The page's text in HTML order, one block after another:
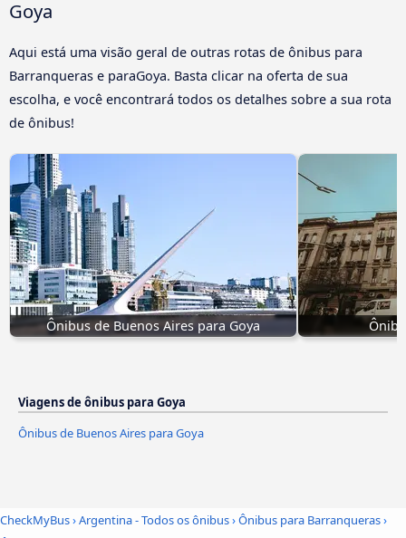
Goya
Aqui está uma visão geral de outras rotas de ônibus para
Barranqueras e paraGoya. Basta clicar na oferta de sua
escolha, e você encontrará todos os detalhes sobre a sua rota
de ônibus!
Ônibus de Buenos Aires para Goya
Viagens de ônibus para Goya
Ônibus de Buenos Aires para Goya
CheckMyBus›Argentina - Todos os ônibus›Ônibus para Barranqueras›